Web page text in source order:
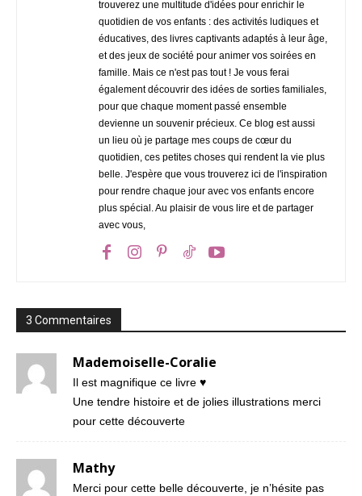
trouverez une multitude d'idées pour enrichir le
quotidien de vos enfants : des activités ludiques et
éducatives, des livres captivants adaptés à leur âge,
et des jeux de société pour animer vos soirées en
famille. Mais ce n'est pas tout ! Je vous ferai
également découvrir des idées de sorties familiales,
pour que chaque moment passé ensemble
devienne un souvenir précieux. Ce blog est aussi
un lieu où je partage mes coups de cœur du
quotidien, ces petites choses qui rendent la vie plus
belle. J'espère que vous trouverez ici de l'inspiration
pour rendre chaque jour avec vos enfants encore
plus spécial. Au plaisir de vous lire et de partager
avec vous,
3 Commentaires
Mademoiselle-Coralie
Il est magnifique ce livre ♥
Une tendre histoire et de jolies illustrations merci
pour cette découverte
Mathy
Merci pour cette belle découverte, je n’hésite pas